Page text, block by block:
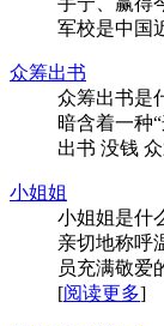
军校是中国
众筹出书
众筹出书是
暗含着一种
出书 没钱
小姐姐
小姐姐是什
亲切地称呼
员充满敬爱
[阅读更多]